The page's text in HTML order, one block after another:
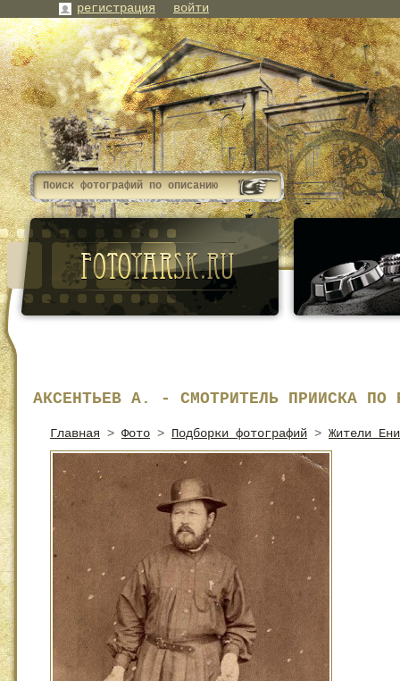
АКСЕНТЬЕВ А. - СМОТРИТЕЛЬ ПРИИСКА ПО
Главная > Фото > Подборки фотографий > Жители
регистрация войти